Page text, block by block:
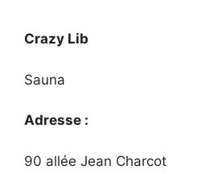
Crazy Lib
Sauna
Adresse :
90 allée Jean Charcot